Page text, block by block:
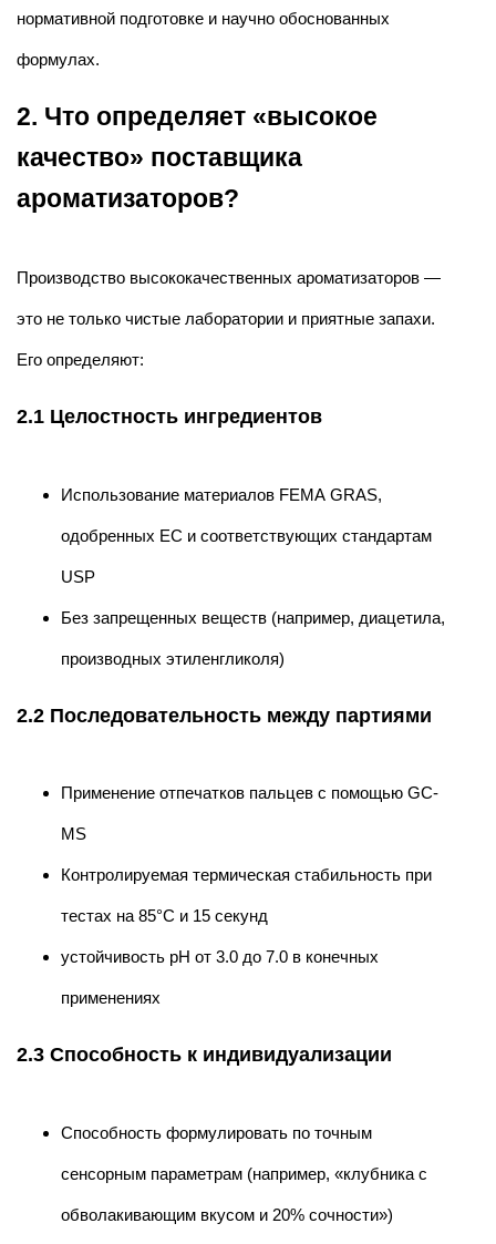
нормативной подготовке и научно обоснованных
формулах.
2. Что определяет «высокое
качество» поставщика
ароматизаторов?
Производство высококачественных ароматизаторов —
это не только чистые лаборатории и приятные запахи.
Его определяют:
2.1 Целостность ингредиентов
Использование материалов FEMA GRAS,
одобренных ЕС и соответствующих стандартам
USP
Без запрещенных веществ (например, диацетила,
производных этиленгликоля)
2.2 Последовательность между партиями
Применение отпечатков пальцев с помощью GC-
MS
Контролируемая термическая стабильность при
тестах на 85°C и 15 секунд
устойчивость pH от 3.0 до 7.0 в конечных
применениях
2.3 Способность к индивидуализации
Способность формулировать по точным
сенсорным параметрам (например, «клубника с
обволакивающим вкусом и 20% сочности»)